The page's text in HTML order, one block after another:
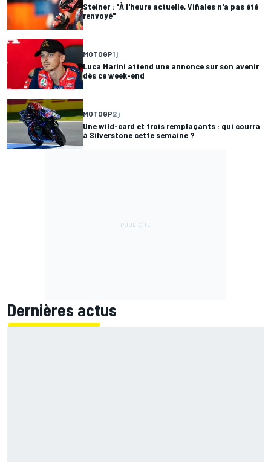
Steiner : "À l'heure actuelle, Viñales n'a pas été
renvoyé"
MOTOGP1 j
Luca Marini attend une annonce sur son avenir
dès ce week-end
MOTOGP2 j
Une wild-card et trois remplaçants : qui courra
à Silverstone cette semaine ?
Dernières actus